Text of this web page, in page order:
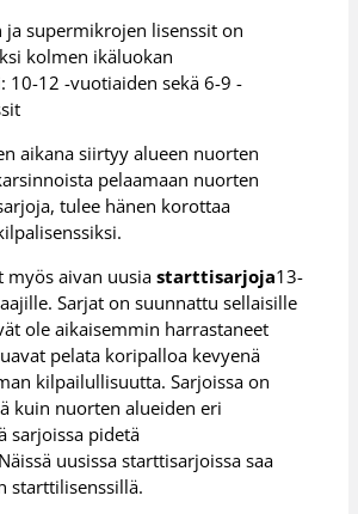
supermikrojen lisenssit on
kolmen ikäluokan
10-12 -vuotiaiden sekä 6-9 -
aikana siirtyy alueen nuorten
pelaamaan nuorten
tulee hänen korottaa
myös aivan uusiastarttisarjoja13-
Sarjat on suunnattu sellaisille
ole aikaisemmin harrastaneet
pelata koripalloa kevyenä
kilpailullisuutta. Sarjoissa on
kuin nuorten alueiden eri
sarjoissa pidetä
uusissa starttisarjoissa saa
starttilisenssillä.